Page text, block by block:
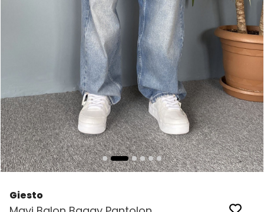
Giesto